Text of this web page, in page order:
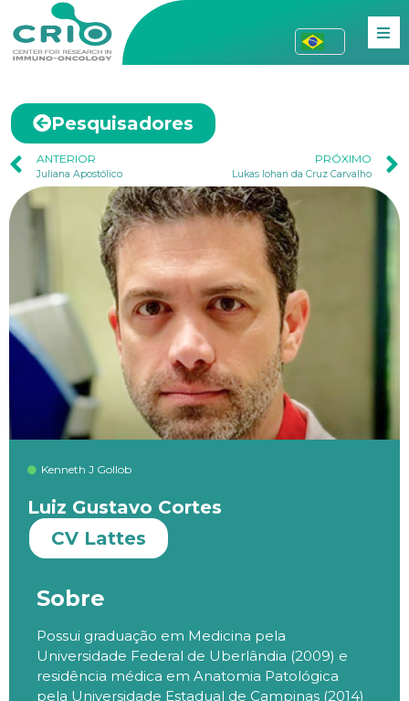
Pesquisadores
ANTERIOR
Juliana Apostólico
PRÓXIMO
Lukas Iohan da Cruz Carvalho
Kenneth J Gollob
Luiz Gustavo Cortes
CV Lattes
Sobre
Possui graduação em Medicina pela
Universidade Federal de Uberlândia (2009) e
residência médica em Anatomia Patológica
pela Universidade Estadual de Campinas (2014)